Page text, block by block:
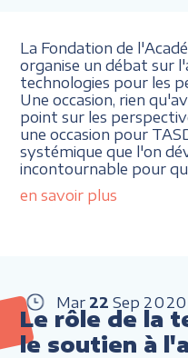
La Fondation de
organise un débat sur
technologies pour les
Une occasion, rien
point sur les
une occasion pour
systémique que l'on
incontournable pour
en savoir plus
Mar 22 Sep 2020
Le rôle de la
le soutien à